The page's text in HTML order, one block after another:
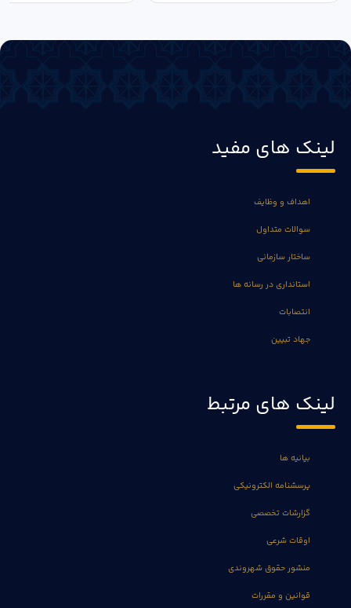
لینک های مفید
اهداف و وظایف
سوالات متداول
ساختار سازمانی
استانداری در رسانه ها
انتصابات
جهاد تبیین
لینک های مرتبط
بیانیه ها
پرسشنامه الکترونیکی
گزارشات تخصصی
اوقات شرعی
منشور حقوق شهروندی
قوانین و مقررات